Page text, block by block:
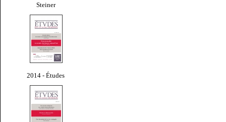
Steiner
2014 - Études